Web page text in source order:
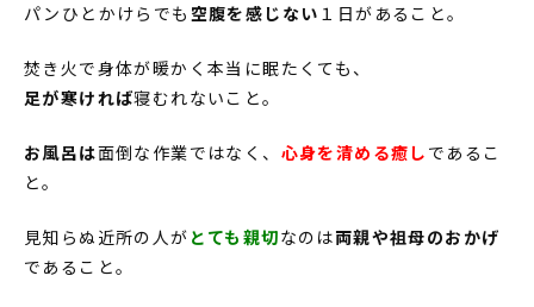
パンひとかけらでも 空腹を感じない １日があること。
焚き火で身体が暖かく本当に眠たくても、
足が寒ければ寝むれないこと。
お風呂は面倒な作業ではなく、 心身を清める癒し であるこ
と。
見知らぬ近所の人が とても親切なのは両親や祖母のおかげ
であること。